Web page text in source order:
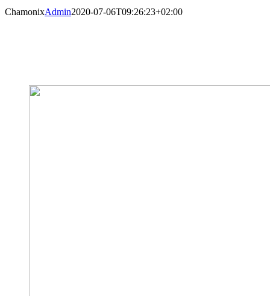
ChamonixAdmin2020-07-06T09:26:23+02:00